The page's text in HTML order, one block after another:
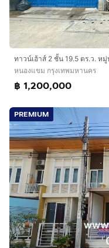
หนองแขม กรุงเทพมหานคร
฿ 1,200,000
PREMIUM